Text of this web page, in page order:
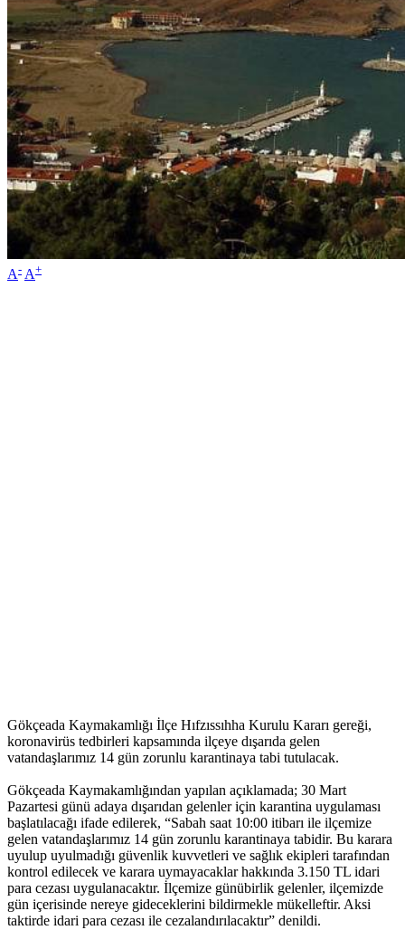
A- A+
Gökçeada Kaymakamlığı İlçe Hıfzıssıhha Kurulu Kararı gereği,
koronavirüs tedbirleri kapsamında ilçeye dışarıda gelen
vatandaşlarımız 14 gün zorunlu karantinaya tabi tutulacak.
Gökçeada Kaymakamlığından yapılan açıklamada; 30 Mart
Pazartesi günü adaya dışarıdan gelenler için karantina uygulaması
başlatılacağı ifade edilerek, “Sabah saat 10:00 itibarı ile ilçemize
gelen vatandaşlarımız 14 gün zorunlu karantinaya tabidir. Bu karara
uyulup uyulmadığı güvenlik kuvvetleri ve sağlık ekipleri tarafından
kontrol edilecek ve karara uymayacaklar hakkında 3.150 TL idari
para cezası uygulanacaktır. İlçemize günübirlik gelenler, ilçemizde
gün içerisinde nereye gideceklerini bildirmekle mükelleftir. Aksi
taktirde idari para cezası ile cezalandırılacaktır” denildi.